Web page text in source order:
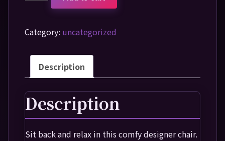
Category: uncategorized
Description
Description
Sit back and relax in this comfy designer chair.